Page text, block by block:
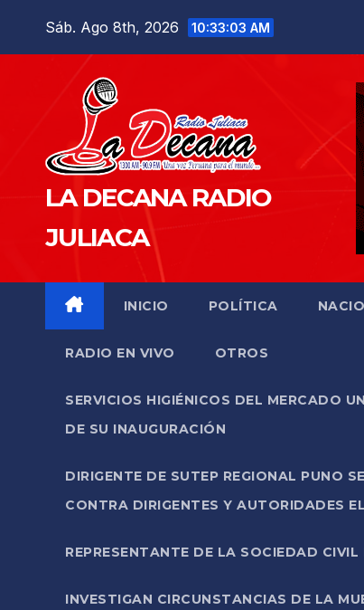
Sáb. Ago 8th, 2026 10:33:04 AM
LA DECANA RADIO
JULIACA
INICIO POLÍTICA
RADIO EN VIVO OTROS
SERVICIOS HIGIÉNICOS DEL MERCADO
DE SU INAUGURACIÓN
DIRIGENTE DE SUTEP REGIONAL PUNO
CONTRA DIRIGENTES Y AUTORIDADES
REPRESENTANTE DE LA SOCIEDAD
INVESTIGAN CIRCUNSTANCIAS DE LA